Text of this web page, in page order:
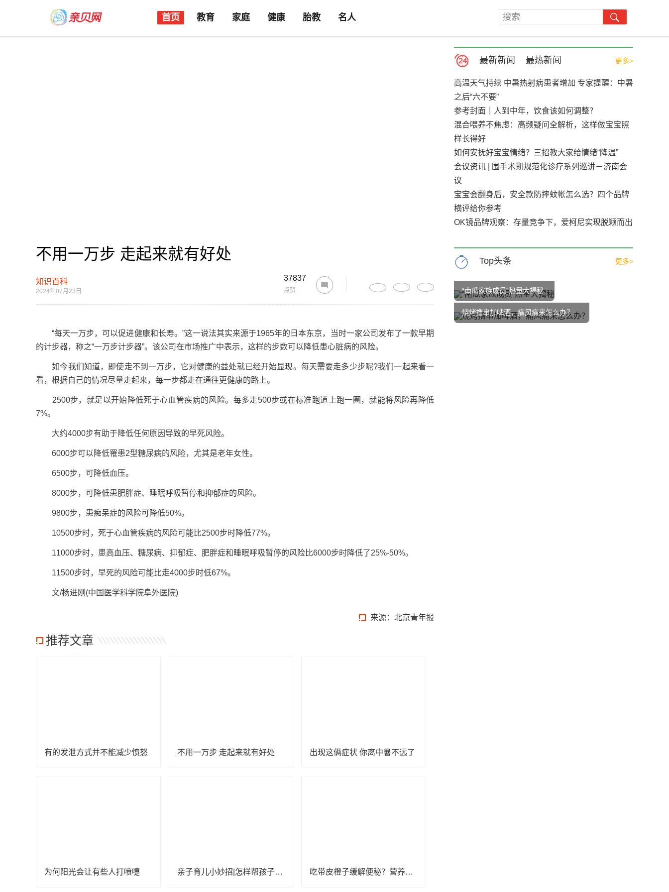
首页 教育 家庭 健康 胎教 名人
不用一万步 走起来就有好处
知识百科
2024年07月23日
37837
点赞
“每天一万步，可以促进健康和长寿。”这一说法其实来源于1965年的日本东京，当时一家公司发布了一款早期
的计步器，称之“一万步计步器”。该公司在市场推广中表示，这样的步数可以降低患心脏病的风险。
如今我们知道，即使走不到一万步，它对健康的益处就已经开始显现。每天需要走多少步呢?我们一起来看一
看，根据自己的情况尽量走起来，每一步都走在通往更健康的路上。
2500步，就足以开始降低死于心血管疾病的风险。每多走500步或在标准跑道上跑一圈，就能将风险再降低
7%。
大约4000步有助于降低任何原因导致的早死风险。
6000步可以降低罹患2型糖尿病的风险，尤其是老年女性。
6500步，可降低血压。
8000步，可降低患肥胖症、睡眠呼吸暂停和抑郁症的风险。
9800步，患痴呆症的风险可降低50%。
10500步时，死于心血管疾病的风险可能比2500步时降低77%。
11000步时，患高血压、糖尿病、抑郁症、肥胖症和睡眠呼吸暂停的风险比6000步时降低了25%-50%。
11500步时，早死的风险可能比走4000步时低67%。
文/杨进刚(中国医学科学院阜外医院)
来源：北京青年报
推荐文章
有的发泄方式并不能减少愤怒 不用一万步 走起来就有好处 出现这俩症状 你离中暑不远了
为何阳光会让有些人打喷嚏 亲子育儿小妙招|怎样帮孩子养成学习生活的好习惯？ 吃带皮橙子缓解便秘？营养专家圈出3类忌口人群
最新新闻 最热新闻 更多>
高温天气持续 中暑热射病患者增加 专家提醒：中暑
之后“六不要”
参考封面｜人到中年，饮食该如何调整？
混合喂养不焦虑：高频疑问全解析，这样做宝宝照
样长得好
如何安抚好宝宝情绪？三招教大家给情绪“降温”
会议资讯 | 围手术期规范化诊疗系列巡讲－济南会
议
宝宝会翻身后，安全款防摔蚊帐怎么选？四个品牌
横评给你参考
OK镜品牌观察：存量竞争下，爱柯尼实现脱颖而出
Top头条 更多>
“南瓜家族成员”热量大揭秘
烧烤撸串加啤酒，痛风痛来怎么办？